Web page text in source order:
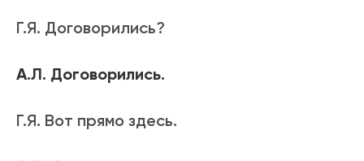
Г.Я. Договорились?
А.Л. Договорились.
Г.Я. Вот прямо здесь.